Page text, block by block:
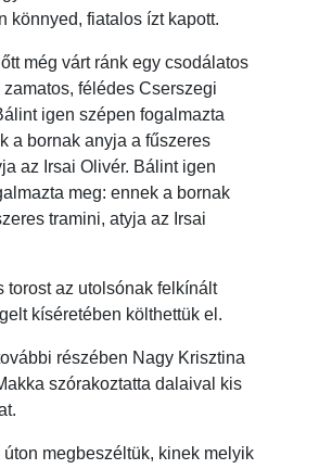
könnyed, fiatalos ízt kapott.
még várt ránk egy csodálatos
zamatos, félédes Cserszegi
igen szépen fogalmazta
a bornak anyja a fűszeres
az Irsai Olivér. Bálint igen
meg: ennek a bornak
tramini, atyja az Irsai
torost az utolsónak felkínált
kíséretében költhettük el.
részében Nagy Krisztina
szórakoztatta dalaival kis
úton megbeszéltük, kinek melyik